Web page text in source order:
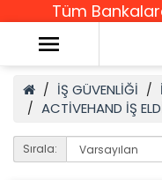
Tüm
İŞ GÜVENLİĞİ
ACTİVEHAND İŞ
Sırala: